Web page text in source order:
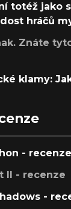
totéž jako
hráčů
Znáte
klamy:
- recenze
II - recenze
-